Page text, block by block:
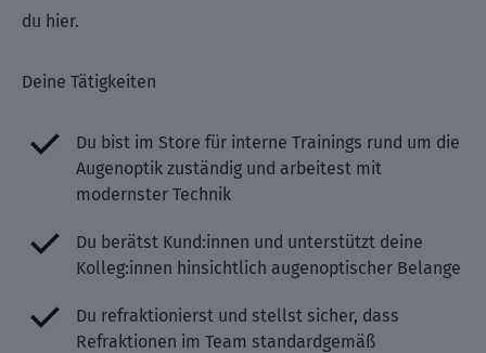
du hier.
Deine Tätigkeiten
Du bist im Store für interne Trainings rund um die
Augenoptik zuständig und arbeitest mit
modernster Technik
Du berätst Kund:innen und unterstützt deine
Kolleg:innen hinsichtlich augenoptischer Belange
Du refraktionierst und stellst sicher, dass
Refraktionen im Team standardgemäß